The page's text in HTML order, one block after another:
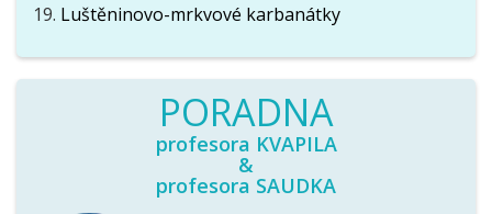
Luštěninovo-mrkvové karbanátky
PORADNA
profesora KVAPILA
&
profesora SAUDKA